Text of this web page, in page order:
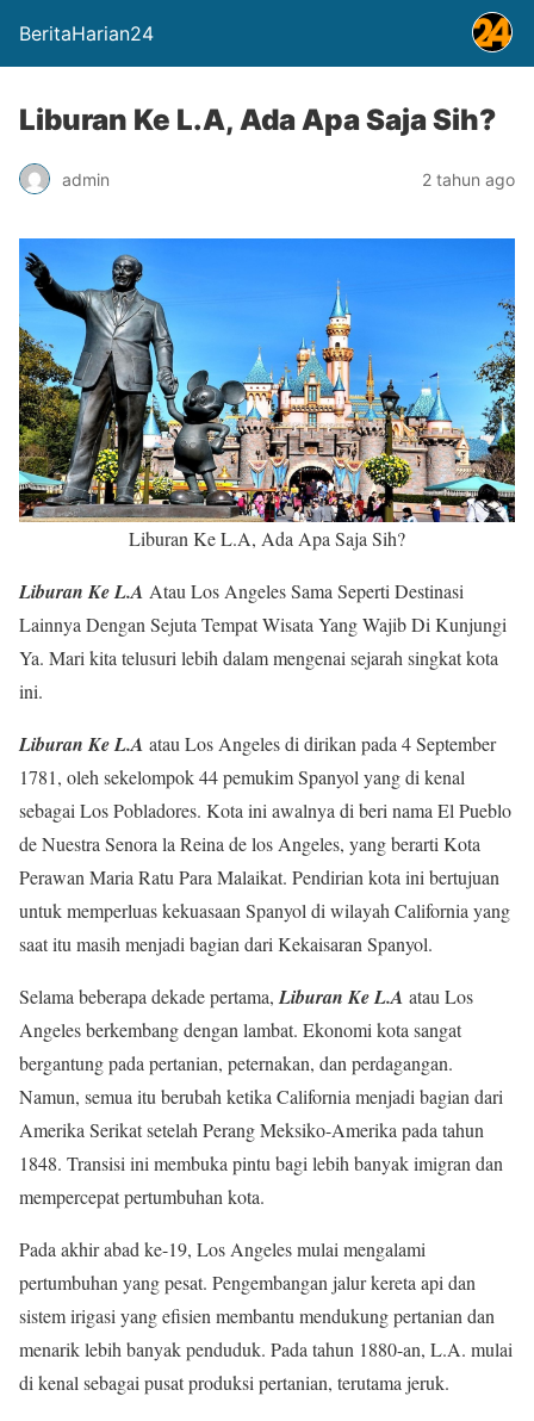
BeritaHarian24
Liburan Ke L.A, Ada Apa Saja Sih?
admin 2 tahun ago
Liburan Ke L.A, Ada Apa Saja Sih?
Liburan Ke L.A Atau Los Angeles Sama Seperti Destinasi
Lainnya Dengan Sejuta Tempat Wisata Yang Wajib Di Kunjungi
Ya. Mari kita telusuri lebih dalam mengenai sejarah singkat kota
ini.
Liburan Ke L.A atau Los Angeles di dirikan pada 4 September
1781, oleh sekelompok 44 pemukim Spanyol yang di kenal
sebagai Los Pobladores. Kota ini awalnya di beri nama El Pueblo
de Nuestra Senora la Reina de los Angeles, yang berarti Kota
Perawan Maria Ratu Para Malaikat. Pendirian kota ini bertujuan
untuk memperluas kekuasaan Spanyol di wilayah California yang
saat itu masih menjadi bagian dari Kekaisaran Spanyol.
Selama beberapa dekade pertama, Liburan Ke L.A atau Los
Angeles berkembang dengan lambat. Ekonomi kota sangat
bergantung pada pertanian, peternakan, dan perdagangan.
Namun, semua itu berubah ketika California menjadi bagian dari
Amerika Serikat setelah Perang Meksiko-Amerika pada tahun
1848. Transisi ini membuka pintu bagi lebih banyak imigran dan
mempercepat pertumbuhan kota.
Pada akhir abad ke-19, Los Angeles mulai mengalami
pertumbuhan yang pesat. Pengembangan jalur kereta api dan
sistem irigasi yang efisien membantu mendukung pertanian dan
menarik lebih banyak penduduk. Pada tahun 1880-an, L.A. mulai
di kenal sebagai pusat produksi pertanian, terutama jeruk.